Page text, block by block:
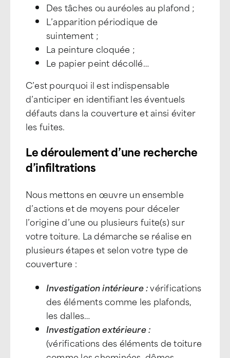
Des tâches ou auréoles au plafond ;
L’apparition périodique de
suintement ;
La peinture cloquée ;
Le papier peint décollé…
C’est pourquoi il est indispensable
d’anticiper en identifiant les éventuels
défauts dans la couverture et ainsi éviter
les fuites.
Le déroulement d’une recherche
d’infiltrations
Nous mettons en œuvre un ensemble
d’actions et de moyens pour déceler
l’origine d’une ou plusieurs fuite(s) sur
votre toiture. La démarche se réalise en
plusieurs étapes et selon votre type de
couverture :
Investigation intérieure :vérifications
des éléments comme les plafonds,
les dalles…
Investigation extérieure :
(vérifications des éléments de toiture